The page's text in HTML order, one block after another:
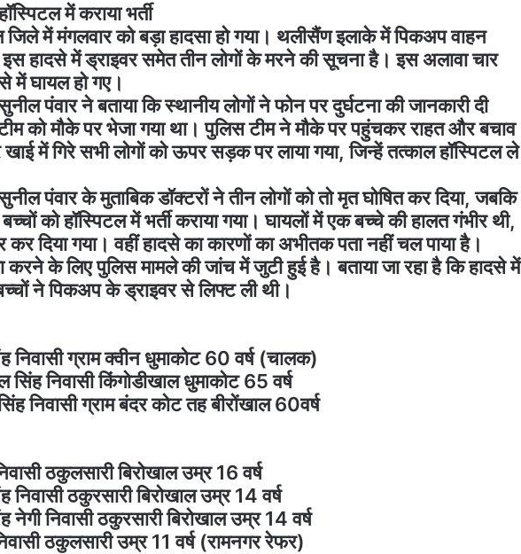
में कराया भर्ती
जिले में मंगलवार को बड़ा हादसा हो गया। थलीसैंण इलाके में पिकअप वाहन
इस हादसे में ड्राइवर समेत तीन लोगों के मरने की सूचना है। इस अलावा चार
में घायल हो गए।
पंवार ने बताया कि स्थानीय लोगों ने फोन पर दुर्घटना की जानकारी दी
को मौके पर भेजा गया था। पुलिस टीम ने मौके पर पहुंचकर राहत और बचाव
में गिरे सभी लोगों को ऊपर सड़क पर लाया गया, जिन्हें तत्काल हॉस्पिटल ले
पंवार के मुताबिक डॉक्टरों ने तीन लोगों को तो मृत घोषित कर दिया, जबकि
को हॉस्पिटल में भर्ती कराया गया। घायलों में एक बच्चे की हालत गंभीर थी,
दिया गया। वहीं हादसे का कारणों का अभीतक पता नहीं चल पाया है।
करने के लिए पुलिस मामले की जांच में जुटी हुई है। बताया जा रहा है कि हादसे में
ने पिकअप के ड्राइवर से लिफ्ट ली थी।
ग्राम क्वीन धुमाकोट 60 वर्ष (चालक)
सिंह निवासी किंगोडीखाल धुमाकोट 65 वर्ष
निवासी ग्राम बंदर कोट तह बीरोंखाल 60वर्ष
ठकुलसारी बिरोखाल उम्र 16 वर्ष
निवासी ठकुरसारी बिरोखाल उम्र 14 वर्ष
नेगी निवासी ठकुरसारी बिरोखाल उम्र 14 वर्ष
ठकुलसारी उम्र 11 वर्ष (रामनगर रेफर)